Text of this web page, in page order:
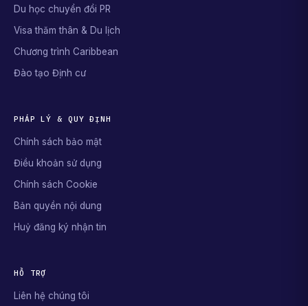
Du học chuyển đổi PR
Visa thăm thân & Du lịch
Chương trình Caribbean
Đào tạo Định cư
PHÁP LÝ & QUY ĐỊNH
Chính sách bảo mật
Điều khoản sử dụng
Chính sách Cookie
Bản quyền nội dung
Huỷ đăng ký nhận tin
HỖ TRỢ
Liên hệ chúng tôi